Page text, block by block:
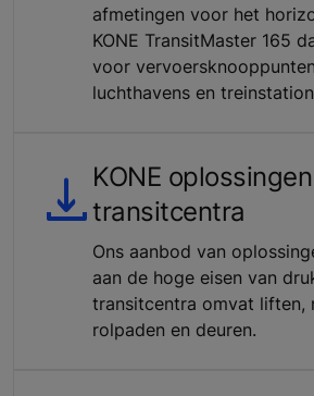
afmetingen voor het
KONE TransitMaster 165
voor
luchthavens en
KONE
transitcentra
Ons aanbod van
aan de hoge eisen van
transitcentra omvat liften,
rolpaden en deuren.